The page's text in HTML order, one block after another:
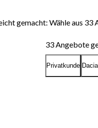
gemacht: Wähle aus
33Angebote
Privatkunde Dacia